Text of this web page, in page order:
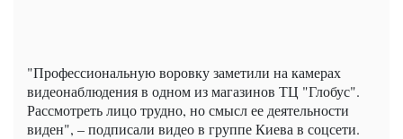
"Профессиональную воровку заметили на камерах
видеонаблюдения в одном из магазинов ТЦ "Глобус".
Рассмотреть лицо трудно, но смысл ее деятельности
виден", – подписали видео в группе Киева в соцсети.